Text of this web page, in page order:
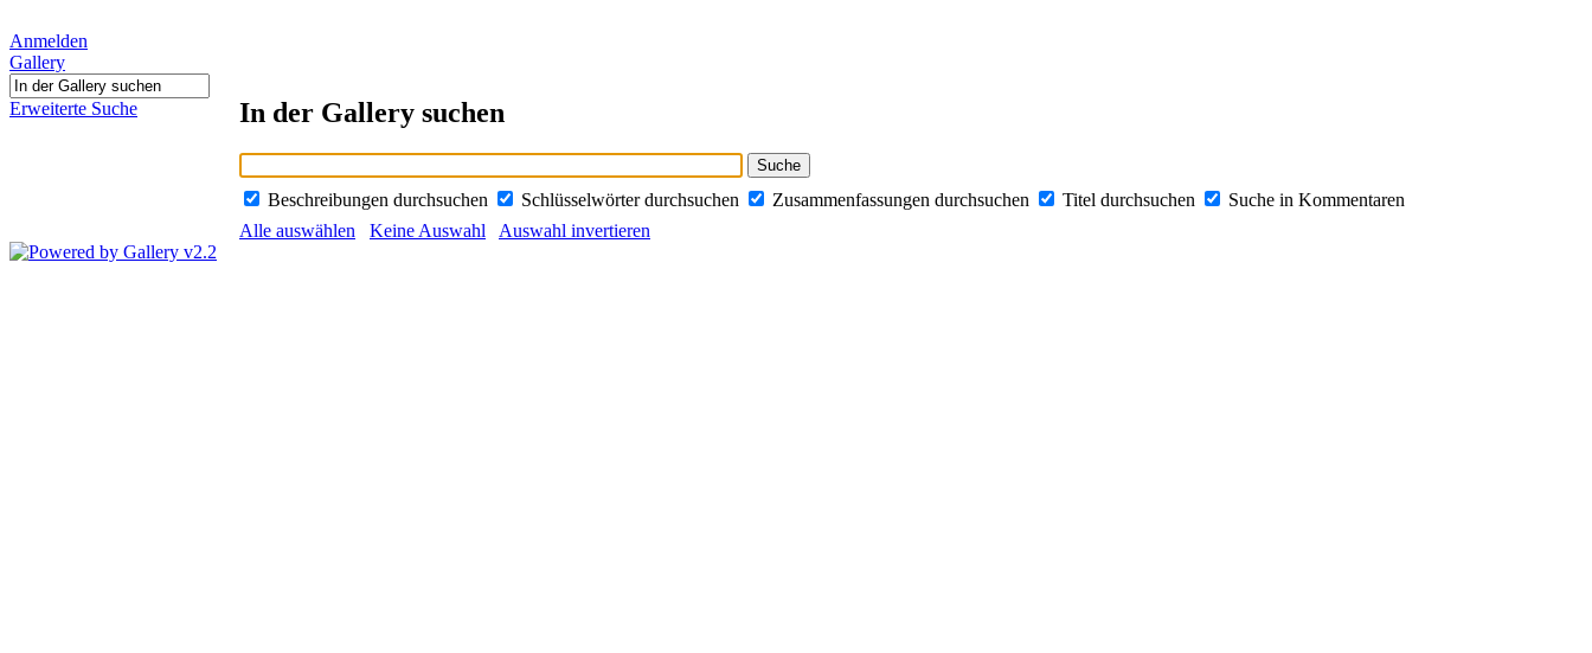
Anmelden
Gallery
Erweiterte Suche In der Gallery suchen
Beschreibungen durchsuchen Schlüsselwörter durchsuchen Zusammenfassungen durchsuchen Titel durchsuchen
Suche in Kommentaren
Alle auswählen
Keine Auswahl Auswahl invertieren